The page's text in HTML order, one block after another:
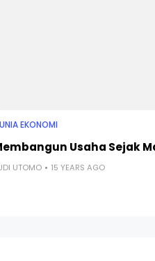
EKONOMI
Usaha Sejak
UTOMO 15 YEARS AGO